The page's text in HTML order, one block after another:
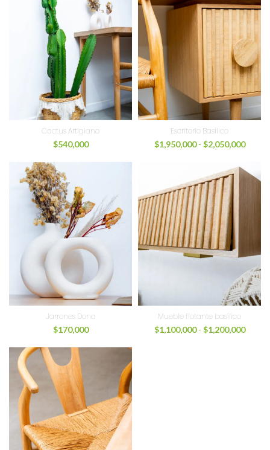
Cactus Artigiano
$540,000
Escritorio Basílico
$1,950,000 - $2,050,000
Jarrones Dona
$170,000
Mueble flotante basílico
$1,100,000 - $1,200,000